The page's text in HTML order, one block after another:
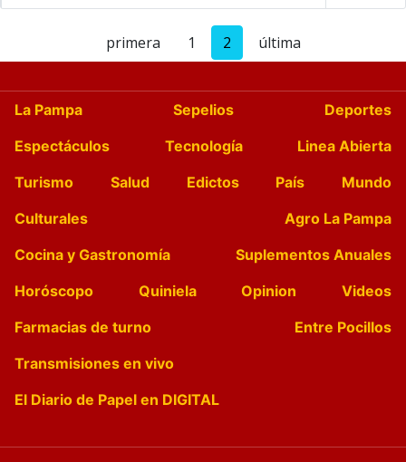
primera 1 2 última
La Pampa Sepelios
Deportes
Espectáculos
Tecnología
Linea Abierta
Turismo
Salud Edictos País
Mundo
Culturales
Agro La Pampa
Cocina y Gastronomía
Suplementos Anuales
Horóscopo
Quiniela Opinion
Videos
Farmacias de turno
Entre Pocillos
Transmisiones en vivo
El Diario de Papel en DIGITAL